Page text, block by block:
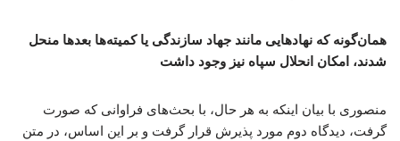
همان‌گونه که نهادهایی مانند جهاد سازندگی یا کمیته‌ها بعدها منحل
شدند، امکان انحلال سپاه نیز وجود داشت
منصوری با بیان اینکه به هر حال، با بحث‌های فراوانی که صورت
گرفت، دیدگاه دوم مورد پذیرش قرار گرفت و بر این اساس، در متن